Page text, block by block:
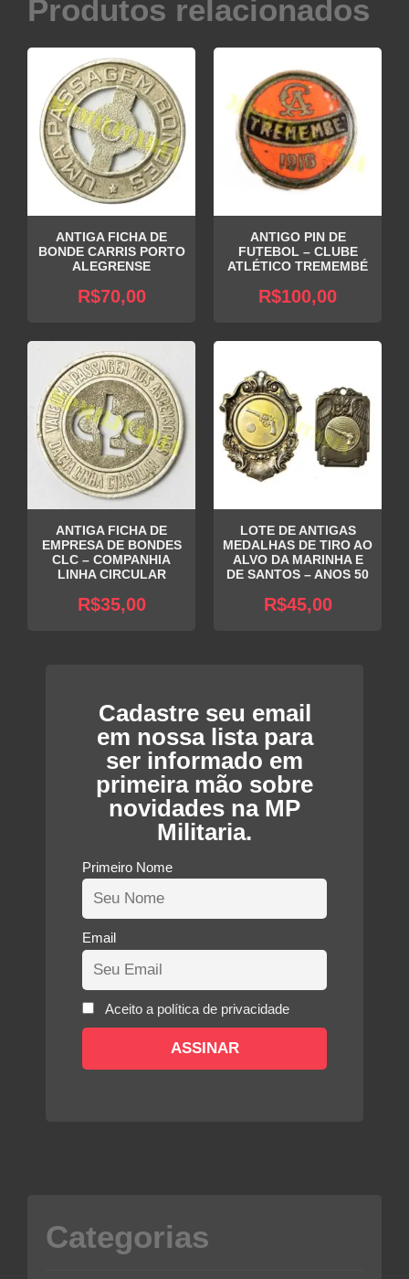
Produtos relacionados
ANTIGA FICHA DE
BONDE CARRIS PORTO
ALEGRENSE
R$70,00
ANTIGO PIN DE
FUTEBOL – CLUBE
ATLÉTICO TREMEMBÉ
R$100,00
ANTIGA FICHA DE
EMPRESA DE BONDES
CLC – COMPANHIA
LINHA CIRCULAR
R$35,00
LOTE DE ANTIGAS
MEDALHAS DE TIRO AO
ALVO DA MARINHA E
DE SANTOS – ANOS 50
R$45,00
Cadastre seu email
em nossa lista para
ser informado em
primeira mão sobre
novidades na MP
Militaria.
Primeiro Nome
Email
Aceito a política de privacidade
Categorias